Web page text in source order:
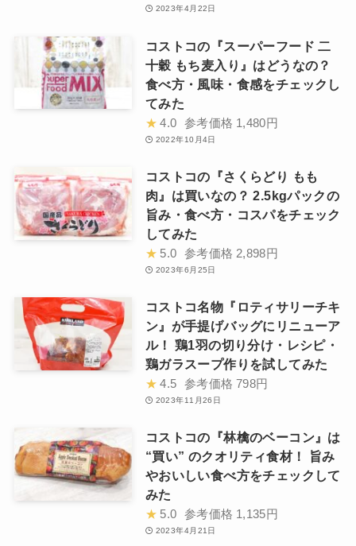
2023年4月22日
コストコの『スーパーフード 二
十穀 もち麦入り』はどうなの？
食べ方・風味・食感をチェックし
てみた
★ 4.0 参考価格 1,480円
2022年10月4日
コストコの『さくらどり もも
肉』は買いなの？ 2.5kgパックの
旨み・食べ方・コスパをチェック
してみた
★ 5.0 参考価格 2,898円
2023年6月25日
コストコ名物『ロティサリーチキ
ン』が手提げバッグにリニューア
ル！ 鶏1羽の切り分け・レシピ・
鶏ガラスープ作りを試してみた
★ 4.5 参考価格 798円
2023年11月26日
コストコの『林檎のベーコン』は
“買い” のクオリティ食材！ 旨み
やおいしい食べ方をチェックして
みた
★ 5.0 参考価格 1,135円
2023年4月21日